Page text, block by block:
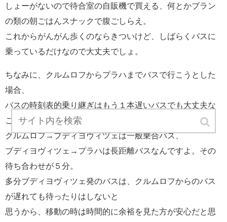
しょーがないので待合室の自販機で買える、何とかブラン
の類の朝ごはんスナックで腹ごしらえ。
これからがんがん歩くのならきついけど、しばらくバスに
乗っているだけなので大丈夫でしょ。
ちなみに、クルムロフからプラハまでバスで行こうとした
場合、
バスの時刻表的乗り継ぎはもう１本遅いバスでも大丈夫な
ことになっているんだけど、
クルムロフ→ブディヨヴィツェは一般乗合バス、
ブディヨヴィツェ→プラハは長距離バスなんですよ。その
待ち合わせが５分。
多分ブディヨヴィツェ発のバスは、クルムロフからのバス
が遅れても待ったりはしないと
思うから、移動の時は時間的に余裕を見た方が安心だと思